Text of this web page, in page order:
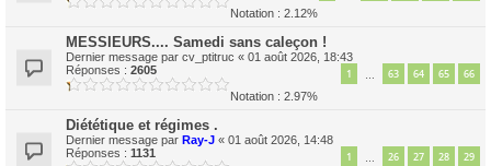
Notation : 2.12%
MESSIEURS.... Samedi sans caleçon !
Dernier message par cv_ptitruc « 01 août 2026, 18:43
Réponses : 2605 1 63 64 65 66
Notation : 2.97%
Diététique et régimes .
Dernier message par Ray-J « 01 août 2026, 14:48
Réponses : 1131 1 26 27 28 29